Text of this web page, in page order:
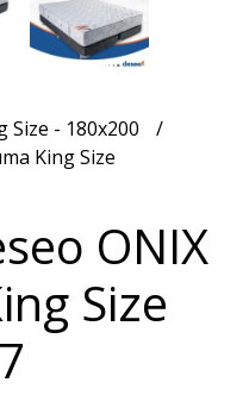
Size - 180x200
King Size
ONIX
Size